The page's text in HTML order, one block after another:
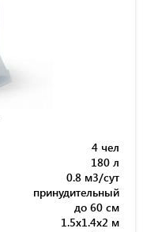
4 чел
180 л
0.8 м3/сут
принудительный
до 60 см
1.5x1.4x2 м